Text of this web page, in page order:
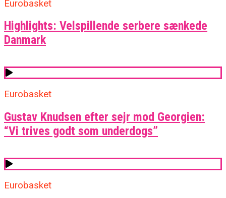
Eurobasket
Highlights: Velspillende serbere sænkede
Danmark
Eurobasket
Gustav Knudsen efter sejr mod Georgien:
“Vi trives godt som underdogs”
Eurobasket